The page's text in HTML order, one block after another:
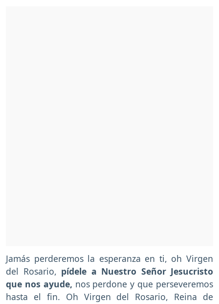
Jamás perderemos la esperanza en ti, oh Virgen
del Rosario, pídele a Nuestro Señor Jesucristo
que nos ayude, nos perdone y que perseveremos
hasta el fin. Oh Virgen del Rosario, Reina de